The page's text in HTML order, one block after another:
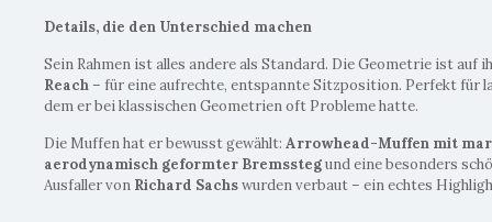
Details, die den Unterschied machen
Sein Rahmen ist alles andere als Standard. Die Geometrie ist auf
Reach– für eine aufrechte, entspannte Sitzposition. Perfekt für
dem er bei klassischen Geometrien oft Probleme hatte.
Die Muffen hat er bewusst gewählt: Arrowhead-Muffen mit
aerodynamisch geformter Bremsstegund eine besonders
Ausfaller von Richard Sachswurden verbaut – ein echtes